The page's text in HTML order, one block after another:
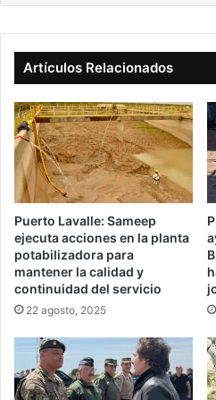
Artículos Relacionados
Puerto Lavalle: Sameep
ejecuta acciones en la planta
potabilizadora para
mantener la calidad y
continuidad del servicio
22 agosto, 2025